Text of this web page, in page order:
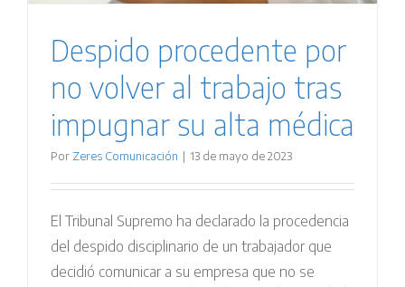
Despido procedente por
no volver al trabajo tras
impugnar su alta médica
Por Zeres Comunicación | 13 de mayo de 2023
El Tribunal Supremo ha declarado la procedencia
del despido disciplinario de un trabajador que
decidió comunicar a su empresa que no se